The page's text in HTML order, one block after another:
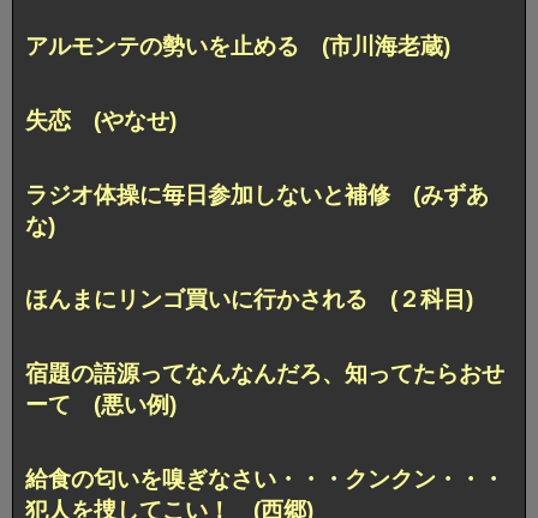
アルモンテの勢いを止める (市川海老蔵)
失恋 (やなせ)
ラジオ体操に毎日参加しないと補修 (みずあ
な)
ほんまにリンゴ買いに行かされる (２科目)
宿題の語源ってなんなんだろ、知ってたらおせ
ーて (悪い例)
給食の匂いを嗅ぎなさい・・・ クンクン・・・
犯人を捜してこい！ (西郷)